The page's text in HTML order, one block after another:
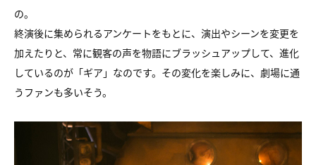
の。
終演後に集められるアンケートをもとに、演出やシーンを変更を
加えたりと、常に観客の声を物語にブラッシュアップして、進化
しているのが「ギア」なのです。その変化を楽しみに、劇場に通
うファンも多いそう。